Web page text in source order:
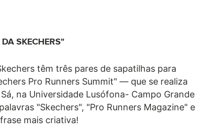
SKECHERS"
têm três pares de sapatilhas para
Pro Runners Summit" — que se realiza
na Universidade Lusófona- Campo Grande
"Skechers", "Pro Runners Magazine" e
mais criativa!